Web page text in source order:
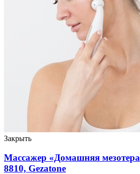
Закрыть
Массажер «Домашняя
8810, Gezatone